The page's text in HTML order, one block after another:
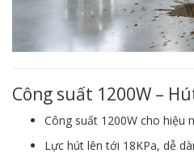
Công suất 1200W –
Công suất 1200W cho hiệu
Lực hút lên tới 18KPa, dễ